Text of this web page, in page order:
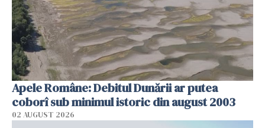
Apele Române: Debitul Dunării ar putea
coborî sub minimul istoric din august 2003
02 AUGUST 2026